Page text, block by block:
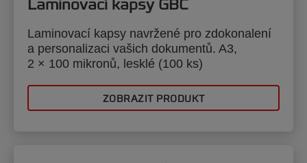
Laminovací kapsy GBC
Laminovací kapsy navržené pro zdokonalení
a personalizaci vašich dokumentů. A3,
2 × 100 mikronů, lesklé (100 ks)
ZOBRAZIT PRODUKT